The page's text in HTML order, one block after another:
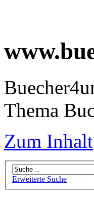
Thema
Zum Inhalt
Erweiterte Suche